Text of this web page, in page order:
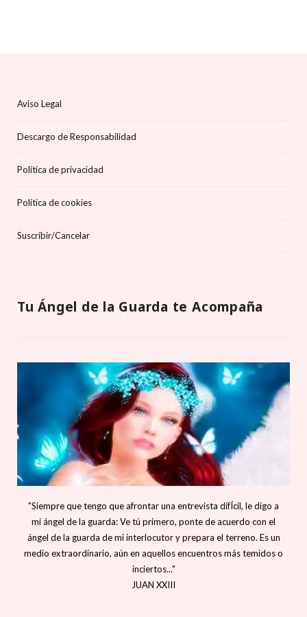
Aviso Legal
Descargo de Responsabilidad
Política de privacidad
Política de cookies
Suscríbir/Cancelar
Tu Ángel de la Guarda te Acompaña
"Siempre que tengo que afrontar una entrevista difÍcil, le digo a
mi ángel de la guarda: Ve tú primero, ponte de acuerdo con el
ángel de la guarda de mi interlocutor y prepara el terreno. Es un
medio extraordinario, aún en aquellos encuentros más temidos o
inciertos..."
JUAN XXIII